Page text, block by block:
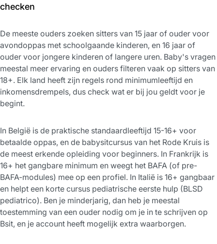
checken
De meeste ouders zoeken sitters van 15 jaar of ouder voor
avondoppas met schoolgaande kinderen, en 16 jaar of
ouder voor jongere kinderen of langere uren. Baby's vragen
meestal meer ervaring en ouders filteren vaak op sitters van
18+. Elk land heeft zijn regels rond minimumleeftijd en
inkomensdrempels, dus check wat er bij jou geldt voor je
begint.
In België is de praktische standaardleeftijd 15-16+ voor
betaalde oppas, en de babysitcursus van het Rode Kruis is
de meest erkende opleiding voor beginners. In Frankrijk is
16+ het gangbare minimum en weegt het BAFA (of pre-
BAFA-modules) mee op een profiel. In Italië is 16+ gangbaar
en helpt een korte cursus pediatrische eerste hulp (BLSD
pediatrico). Ben je minderjarig, dan heb je meestal
toestemming van een ouder nodig om je in te schrijven op
Bsit, en je account heeft mogelijk extra waarborgen.